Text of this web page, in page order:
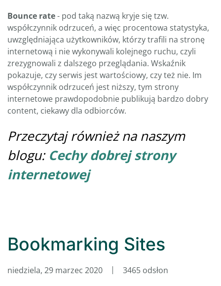
Bounce rate- pod taką nazwą kryje się tzw.
współczynnik odrzuceń, a więc procentowa statystyka,
uwzględniająca użytkowników, którzy trafili na stronę
internetową i nie wykonywali kolejnego ruchu, czyli
zrezygnowali z dalszego przeglądania. Wskaźnik
pokazuje, czy serwis jest wartościowy, czy też nie. Im
współczynnik odrzuceń jest niższy, tym strony
internetowe prawdopodobnie publikują bardzo dobry
content, ciekawy dla odbiorców.
Przeczytaj również na naszym
blogu: Cechy dobrej strony
internetowej
Bookmarking Sites
niedziela, 29 marzec 2020 3465 odsłon